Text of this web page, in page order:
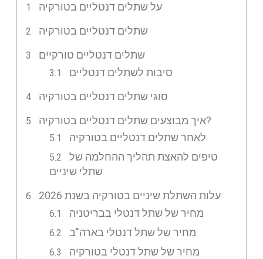
על שתלים דנטליים בטורקיה
שתלים דנטליים בטורקיה
שתלים דנטליים טורקיים
סיבות לשתלים דנטליים
סוגי שתלים דנטליים בטורקיה
איך מבוצעים שתלים דנטליים בטורקיה?
לאחר שתלים דנטליים בטורקיה
טיפים להאצת תהליך ההחלמה של
שתלי שיניים
עלות השתלת שיניים בטורקיה בשנת 2026
מחיר של שתל דנטלי בבריטניה
מחיר של שתל דנטלי בארה"ב
מחיר של שתל דנטלי בטורקיה